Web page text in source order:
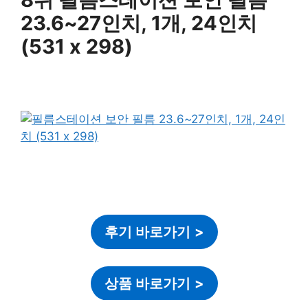
23.6~27인치, 1개, 24인치
(531 x 298)
후기 바로가기 >
상품 바로가기 >